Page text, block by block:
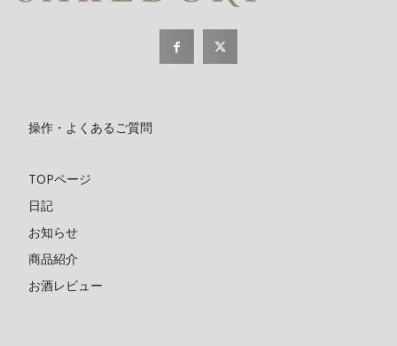
操作・よくあるご質問
TOPページ
日記
お知らせ
商品紹介
お酒レビュー